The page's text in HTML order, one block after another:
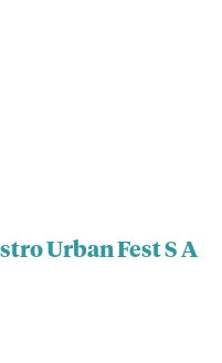
Urban Fest S A